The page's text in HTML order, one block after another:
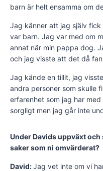
barn är helt ensamma om
Jag känner att jag själv
var barn. Jag var med om
annat när min pappa dog.
och jag visste att det då
Jag kände en tillit, jag
andra personer som skulle
erfarenhet som jag har
sorgligt men jag går inte
Under Davids uppväxt
saker som ni omvärderat?
David:Jag vet inte om vi